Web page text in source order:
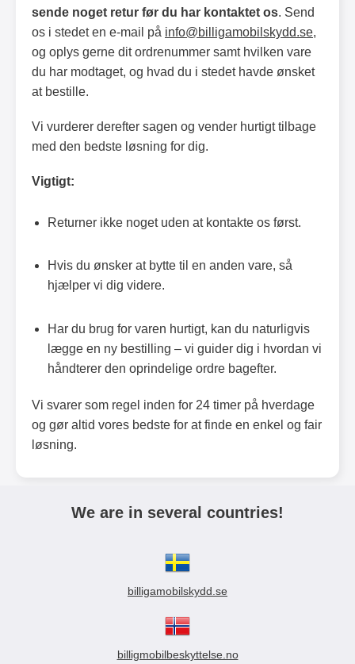
sende noget retur før du har kontaktet os. Send
os i stedet en e-mail på info@billigamobilskydd.se,
og oplys gerne dit ordrenummer samt hvilken vare
du har modtaget, og hvad du i stedet havde ønsket
at bestille.
Vi vurderer derefter sagen og vender hurtigt tilbage
med den bedste løsning for dig.
Vigtigt:
Returner ikke noget uden at kontakte os først.
Hvis du ønsker at bytte til en anden vare, så
hjælper vi dig videre.
Har du brug for varen hurtigt, kan du naturligvis
lægge en ny bestilling – vi guider dig i hvordan vi
håndterer den oprindelige ordre bagefter.
Vi svarer som regel inden for 24 timer på hverdage
og gør altid vores bedste for at finde en enkel og fair
løsning.
We are in several countries!
billigamobilskydd.se
billigmobilbeskyttelse.no